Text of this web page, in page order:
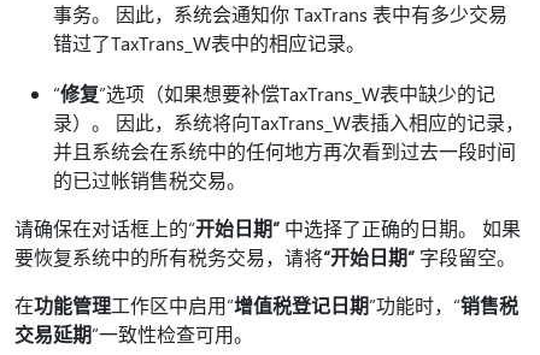
事务。 因此，系统会通知你 TaxTrans 表中有多少交易
错过了TaxTrans_W表中的相应记录。
“修复”选项（如果想要补偿TaxTrans_W表中缺少的记
录）。 因此，系统将向TaxTrans_W表插入相应的记录，
并且系统会在系统中的任何地方再次看到过去一段时间
的已过帐销售税交易。
请确保在对话框上的“开始日期” 中选择了正确的日期。 如果
要恢复系统中的所有税务交易，请将“开始日期” 字段留空。
在功能管理工作区中启用“增值税登记日期”功能时，“销售税
交易延期”一致性检查可用。